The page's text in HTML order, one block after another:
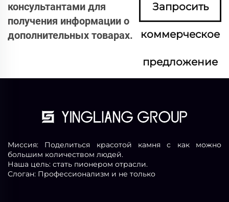
консультантами для
получения информации о
дополнительных товарах.
Запросить
коммерческое
предложение
Миссия: Поделиться красотой камня с как можно
большим количеством людей.
Наша цель: стать пионером отрасли.
Слоган: Профессионализм и не только